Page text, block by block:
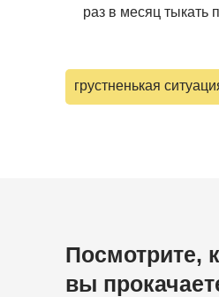
раз в месяц тыкать
грустненькая
Посмотрите,
вы